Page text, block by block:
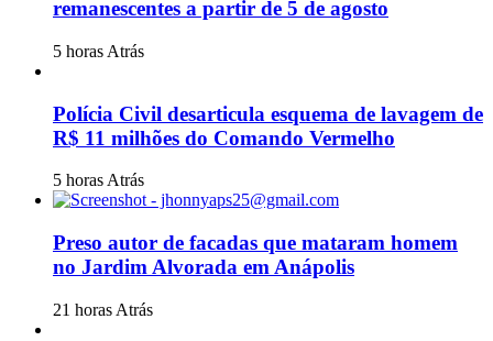
remanescentes a partir de 5 de agosto
5 horas Atrás
Polícia Civil desarticula esquema de lavagem de
R$ 11 milhões do Comando Vermelho
5 horas Atrás
Preso autor de facadas que mataram homem
no Jardim Alvorada em Anápolis
21 horas Atrás